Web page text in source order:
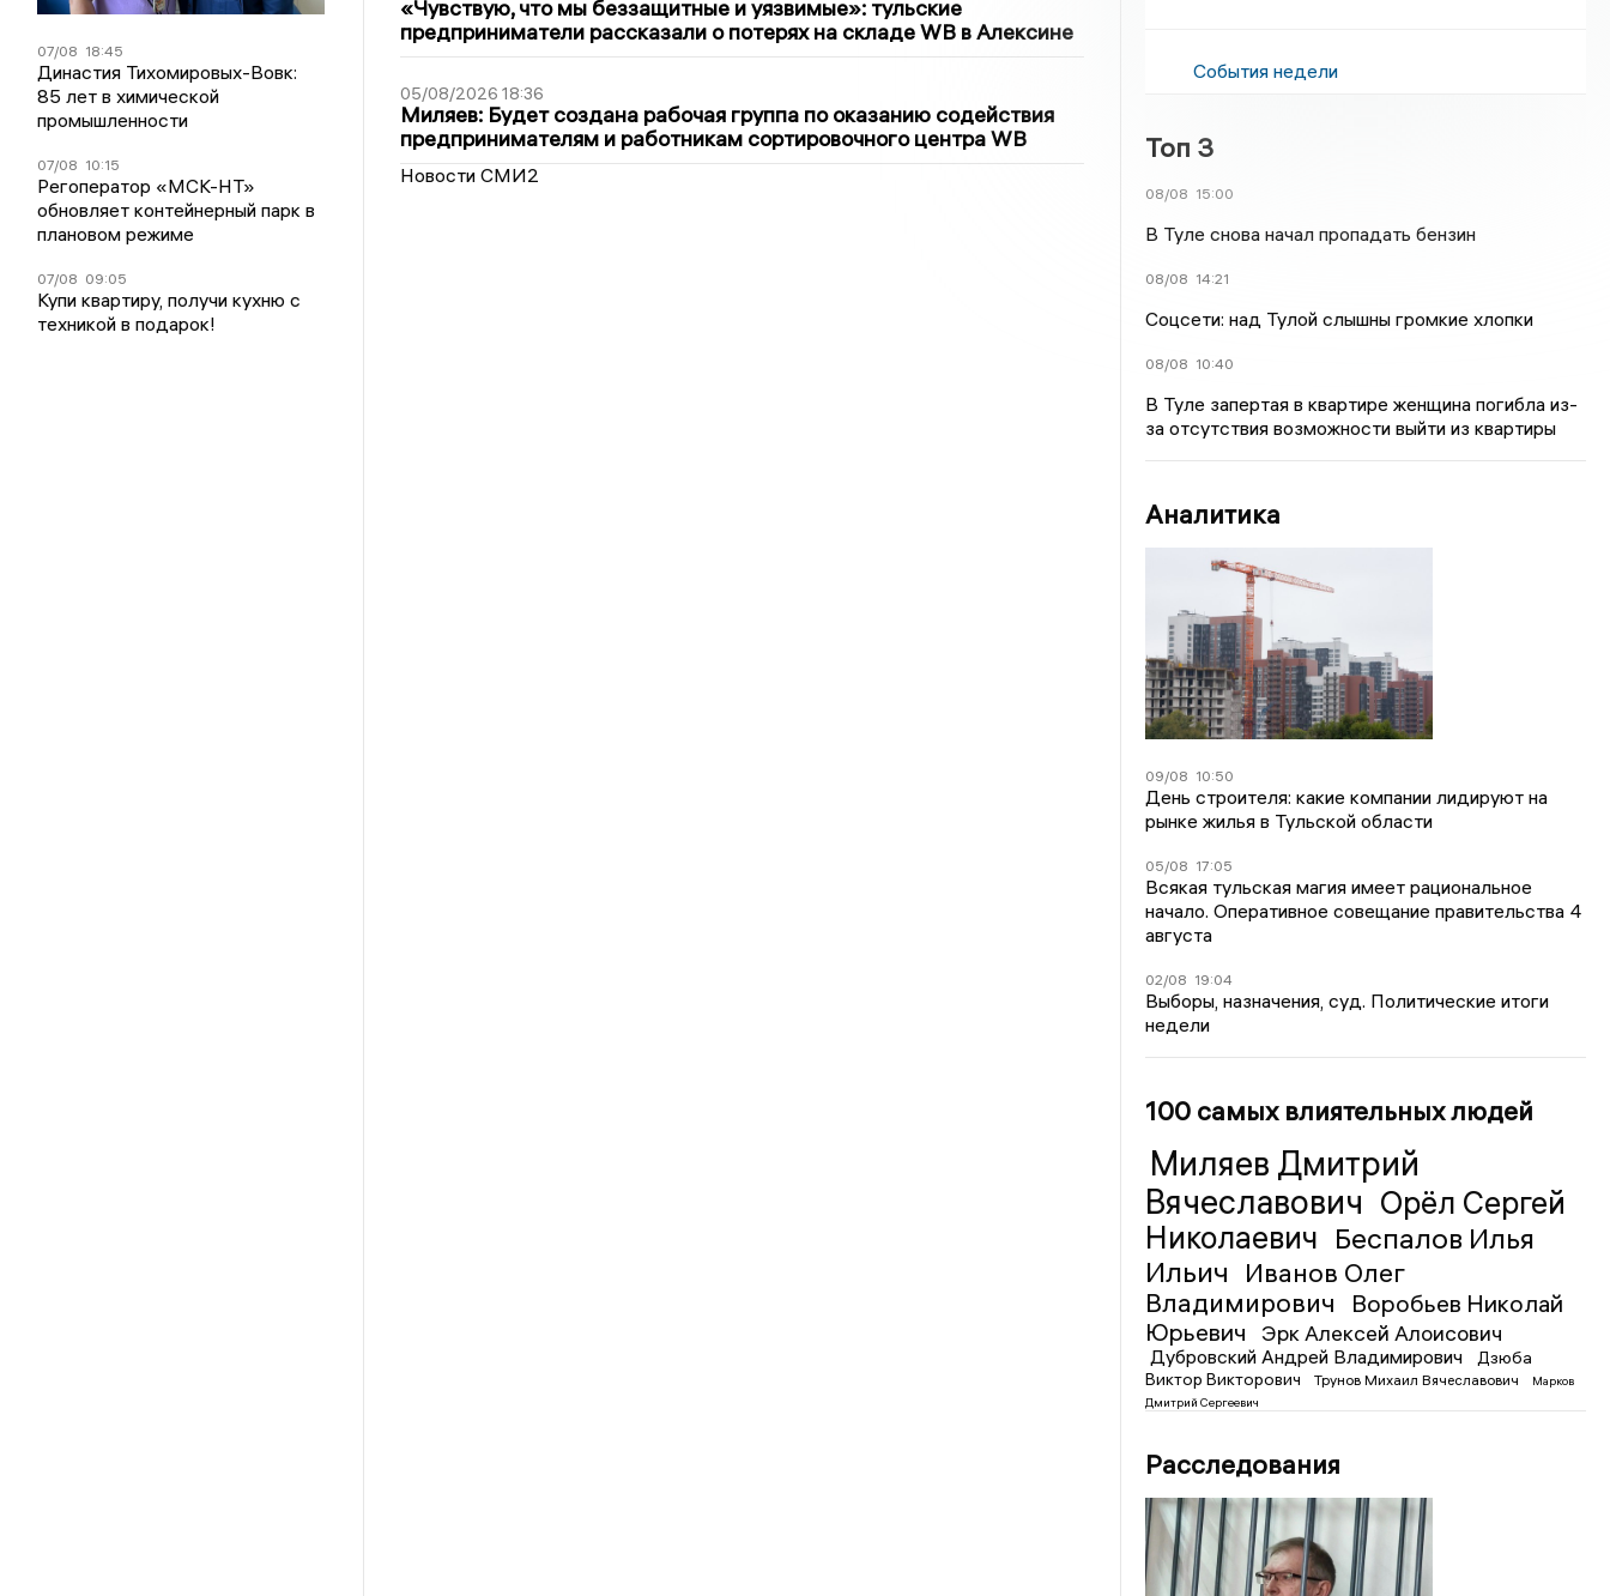
07/08 18:45
Династия Тихомировых-Вовк:
85 лет в химической
промышленности
07/08 10:15
Регоператор «МСК-НТ»
обновляет контейнерный парк в
плановом режиме
07/08 09:05
Купи квартиру, получи кухню с
техникой в подарок!
«Чувствую, что мы беззащитные и уязвимые»: тульские
предприниматели рассказали о потерях на складе WB в Алексине
05/08/2026 18:36
Миляев: Будет создана рабочая группа по оказанию содействия
предпринимателям и работникам сортировочного центра WB
Новости СМИ2
События недели
Топ 3
08/08 15:00
В Туле снова начал пропадать бензин
08/08 14:21
Соцсети: над Тулой слышны громкие хлопки
08/08 10:40
В Туле запертая в квартире женщина погибла из-
за отсутствия возможности выйти из квартиры
Аналитика
09/08 10:50
День строителя: какие компании лидируют на
рынке жилья в Тульской области
05/08 17:05
Всякая тульская магия имеет рациональное
начало. Оперативное совещание правительства 4
августа
02/08 19:04
Выборы, назначения, суд. Политические итоги
недели
100 самых влиятельных людей
Миляев Дмитрий
Вячеславович Орёл Сергей
Николаевич Беспалов Илья
Ильич
Иванов Олег
Владимирович
Воробьев Николай
Юрьевич
Эрк Алексей Алоисович
Дубровский Андрей Владимирович
Дзюба
Виктор Викторович
Трунов Михаил Вячеславович
Марков
Дмитрий Сергеевич
Расследования